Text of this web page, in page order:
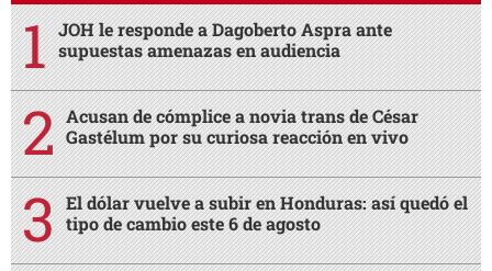
JOH le responde a Dagoberto Aspra ante
supuestas amenazas en audiencia
Acusan de cómplice a novia trans de César
Gastélum por su curiosa reacción en vivo
El dólar vuelve a subir en Honduras: así quedó el
tipo de cambio este 6 de agosto